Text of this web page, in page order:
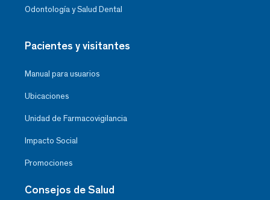
Odontología y Salud Dental
Pacientes y visitantes
Manual para usuarios
Ubicaciones
Unidad de Farmacovigilancia
Impacto Social
Promociones
Consejos de Salud